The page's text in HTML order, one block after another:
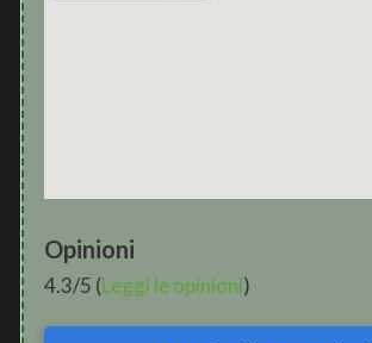
Opinioni
4.3/5 (Leggi le opinioni)